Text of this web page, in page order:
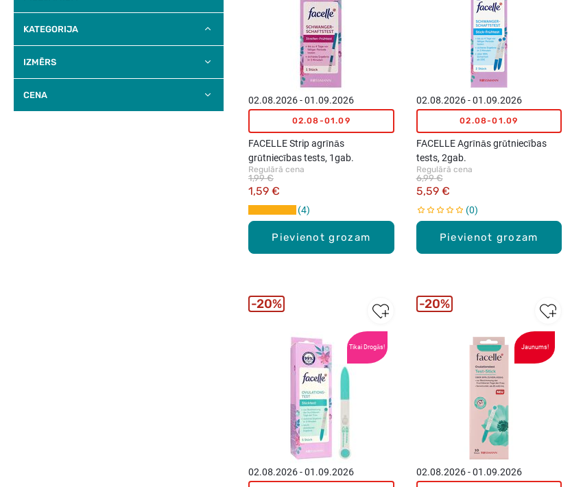
KATEGORIJA
IZMĒRS
CENA
Pievienot grozam
02.08.2026 - 01.09.2026
02.08-01.09
FACELLE Strip agrīnās
grūtniecības tests, 1gab.
Regulārā cena
1,59 €
1,99 €
4
Pievienot grozam
02.08.2026 - 01.09.2026
02.08-01.09
FACELLE Agrīnās grūtniecības
tests, 2gab.
Regulārā cena
5,59 €
6,99 €
0
Tikai Drogās!
02.08.2026 - 01.09.2026
20%
Jaunums!
02.08.2026 - 01.09.2026
20%